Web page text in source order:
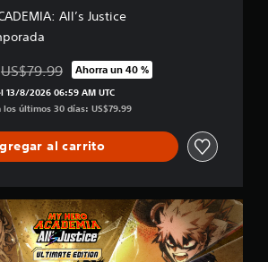
All’s Justice
Rebajado del precio original de US$79.99
US$79.99 Ahorra un 40 %
8/2026 06:59 AM UTC
los últimos 30 días: US$79.99
al carrito